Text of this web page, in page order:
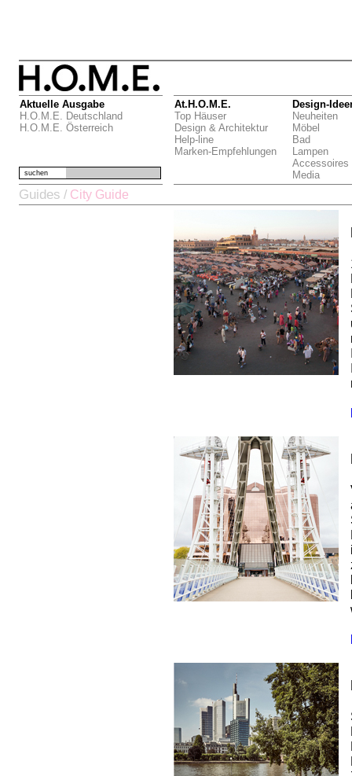
Aktuelle Ausgabe
H.O.M.E. Deutschland
H.O.M.E. Österreich
At.H.O.M.E.
Top Häuser
Design & Architektur
Help-line
Marken-Empfehlungen
Design-
Neuheiten
Möbel
Bad
Lampen
Accessoires
Media
suchen
Guides / City Guide